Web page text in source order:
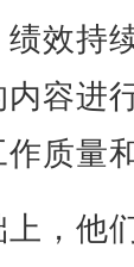
效持
容进
质量
他们